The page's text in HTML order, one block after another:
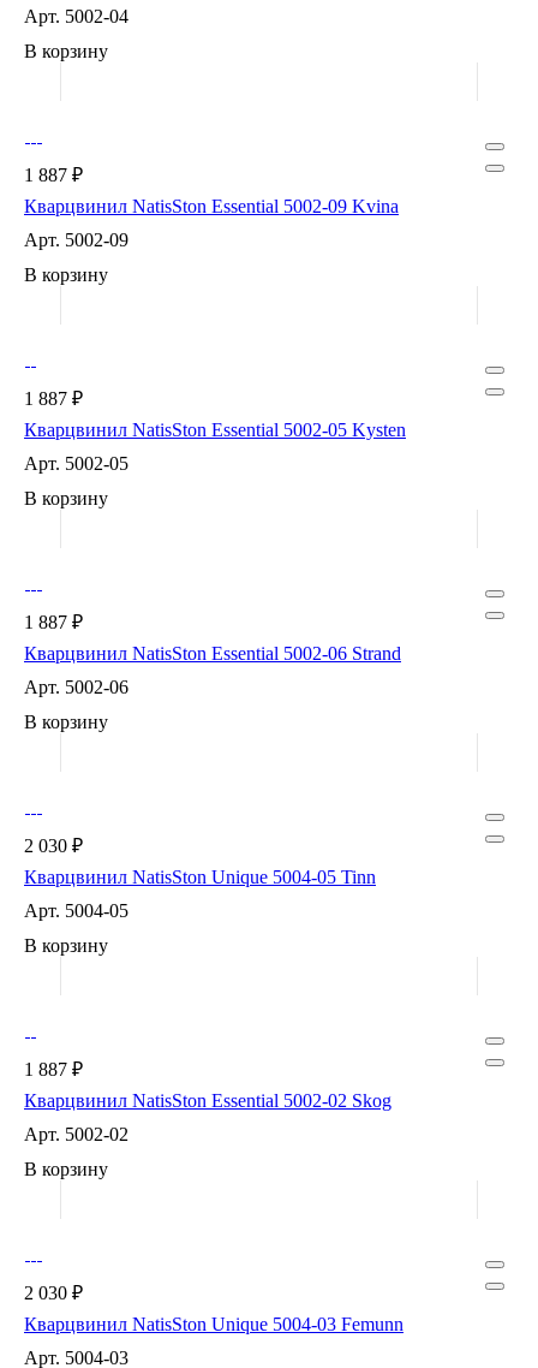
Арт. 5002-04
В корзину
1 887 ₽
Кварцвинил NatisSton Essential 5002-09 Kvina
Арт. 5002-09
В корзину
1 887 ₽
Кварцвинил NatisSton Essential 5002-05 Kysten
Арт. 5002-05
В корзину
1 887 ₽
Кварцвинил NatisSton Essential 5002-06 Strand
Арт. 5002-06
В корзину
2 030 ₽
Кварцвинил NatisSton Unique 5004-05 Tinn
Арт. 5004-05
В корзину
1 887 ₽
Кварцвинил NatisSton Essential 5002-02 Skog
Арт. 5002-02
В корзину
2 030 ₽
Кварцвинил NatisSton Unique 5004-03 Femunn
Арт. 5004-03